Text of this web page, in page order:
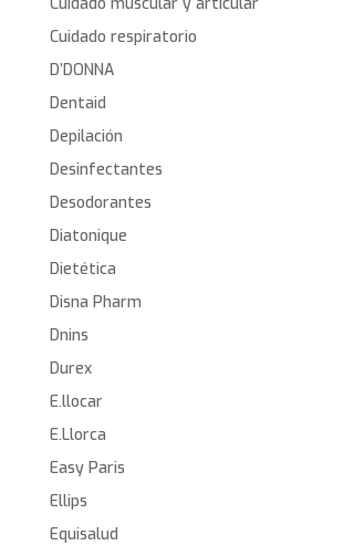
Cuidado respiratorio
D’DONNA
Dentaid
Depilación
Desinfectantes
Desodorantes
Diatonique
Dietética
Disna Pharm
Dnins
Durex
E.llocar
E.Llorca
Easy Paris
Ellips
Equisalud